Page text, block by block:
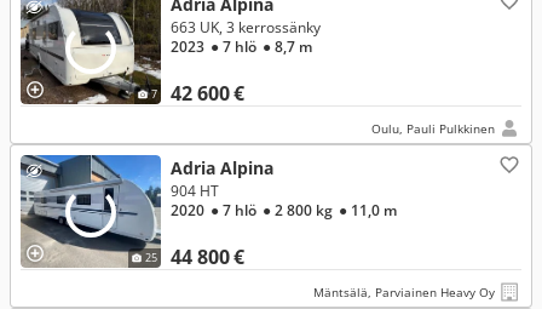
7 42 600 €
663 UK, 3 kerrossänky
2023 ● 7 hlö ● 8,7 m
Oulu, Pauli Pulkkinen
25
Adria Alpina
44 800 €
904 HT
2020 ● 7 hlö ● 2 800 kg ● 11,0 m
Mäntsälä, Parviainen Heavy Oy